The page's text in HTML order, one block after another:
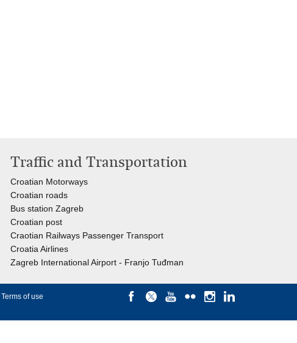
Traffic and Transportation
Croatian Motorways
Croatian roads
Bus station Zagreb
Croatian post
Craotian Railways Passenger Transport
Croatia Airlines
Zagreb International Airport - Franjo Tuđman
Terms of use